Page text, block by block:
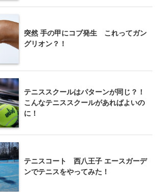
突然 手の甲にコブ発生 これってガン
グリオン？！
テニススクールはパターンが同じ？！
こんなテニススクールがあればよいの
に！
テニスコート 西八王子 エースガーデ
ンでテニスをやってみた！